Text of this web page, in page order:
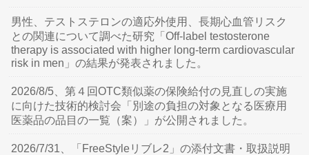
男性、テストステロンの適応外使用、長期心血管リスク
との関連について調べた研究「Off-label testosterone
therapy is associated with higher long-term cardiovascular
risk in men」の結果が発表されました。
2026/8/5、第４回OTC類似薬の保険給付の見直しの実施
に向けた技術的検討会「別途の負担の対象となる医療用
医薬品の品目の一覧（案）」が公開されました。
2026/7/31、「FreeStyleリブレ2」の添付文書・取扱説明